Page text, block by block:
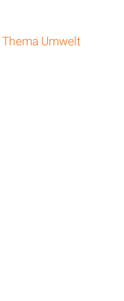
Umwelt